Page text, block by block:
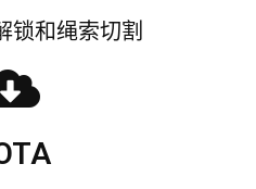
锁和绳索切割